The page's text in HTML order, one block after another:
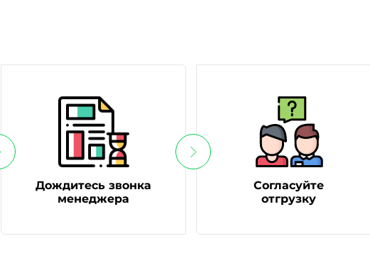
Дождитесь звонка
менеджера
Согласуйте
отгрузку